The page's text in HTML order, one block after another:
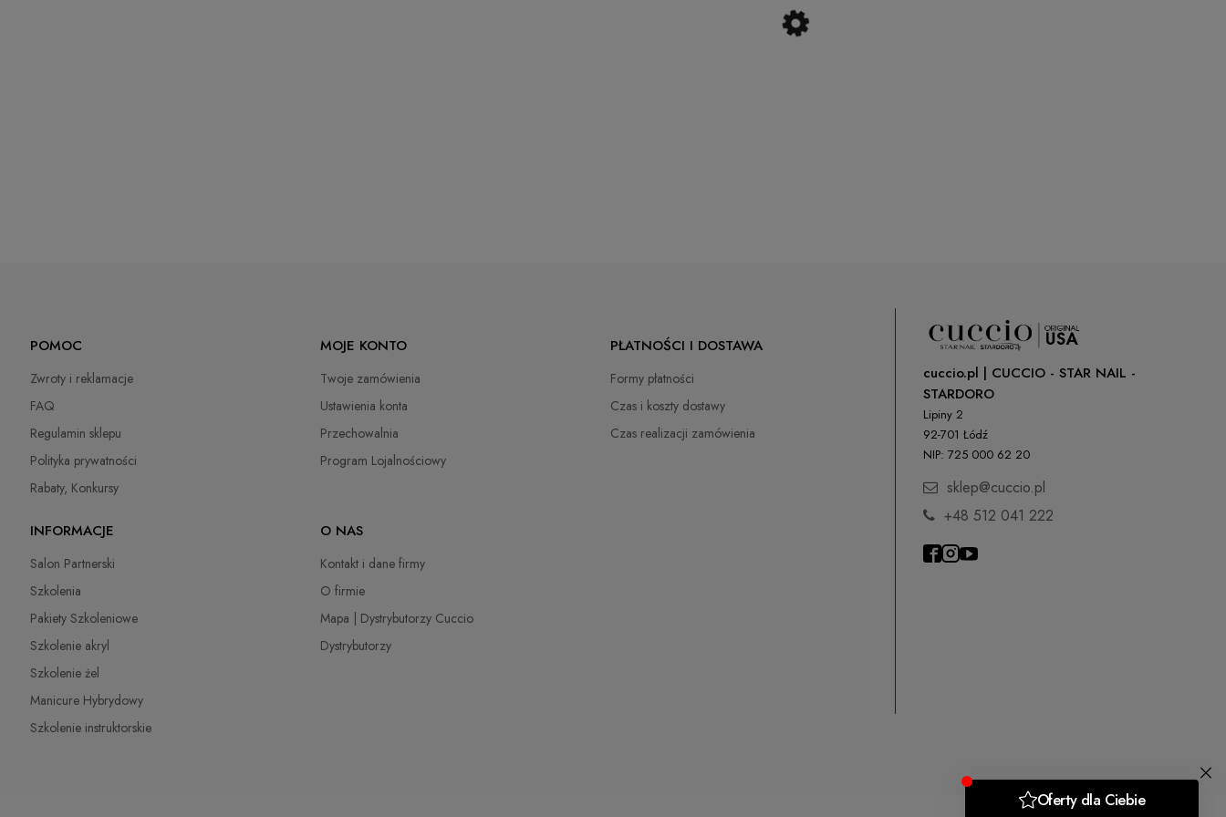
POMOC
Zwroty i reklamacje
FAQ
Regulamin sklepu
Polityka prywatności
Rabaty, Konkursy
MOJE KONTO
Twoje zamówienia
Ustawienia konta
Przechowalnia
Program Lojalnościowy
PŁATNOŚCI I DOSTAWA
Formy płatności
Czas i koszty dostawy
Czas realizacji zamówienia
INFORMACJE
Salon Partnerski
Szkolenia
Pakiety Szkoleniowe
Szkolenie akryl
Szkolenie żel
Manicure Hybrydowy
Szkolenie instruktorskie
O NAS
Kontakt i dane firmy
O firmie
Mapa | Dystrybutorzy Cuccio
Dystrybutorzy
cuccio.pl | CUCCIO - STAR NAIL -
STARDORO
Lipiny 2
92-701 Łódź
NIP: 725 000 62 20
sklep@cuccio.pl
+48 512 041 222